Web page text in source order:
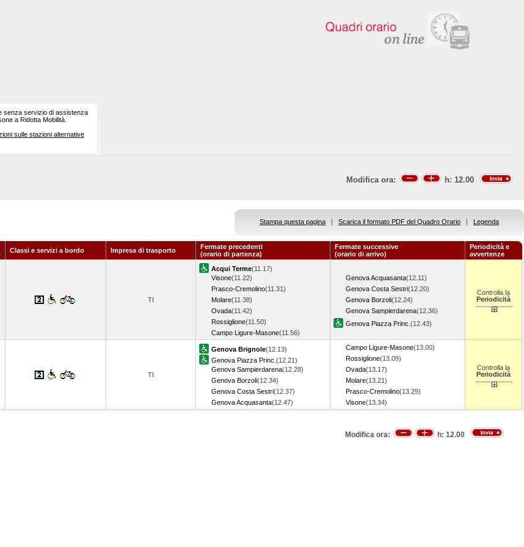
senza servizio di assistenza
a Ridotta Mobilità.
sulle stazioni alternative
Modifica ora: h: 12.00
Stampa questa pagina | Scarica il formato PDF del Quadro Orario | Legenda
Classi e servizi a bordo Impresa di trasporto
Fermate precedenti
(orario di partenza)
Fermate successive
(orario di arrivo)
Periodicità e
avvertenze
TI
Acqui Terme(11.17)
Visone(11.22)
Prasco-Cremolino(11.31)
Molare(11.38)
Ovada(11.42)
Rossiglione(11.50)
Campo Ligure-Masone(11.56)
Genova Acquasanta(12.11)
Genova Costa Sestri(12.20)
Genova Borzoli(12.24)
Genova Sampierdarena(12.36)
Genova Piazza Princ. (12.43)
Controlla la
Periodicità
TI
Genova Brignole(12.13)
Genova Piazza Princ. (12.21)
Genova Sampierdarena(12.28)
Genova Borzoli(12.34)
Genova Costa Sestri(12.37)
Genova Acquasanta(12.47)
Campo Ligure-Masone(13.00)
Rossiglione(13.09)
Ovada(13.17)
Molare(13.21)
Prasco-Cremolino(13.29)
Visone(13.34)
Controlla la
Periodicità
Modifica ora: h: 12.00